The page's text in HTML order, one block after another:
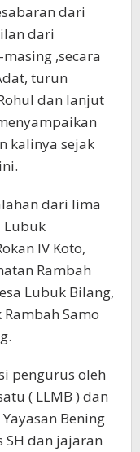
dari
dari
,secara
turun
dan lanjut
kalinya sejak
dari lima
Lubuk
IV Koto,
Rambah
Lubuk Bilang,
Samo
pengurus oleh
( LLMB ) dan
Bening
SH dan jajaran